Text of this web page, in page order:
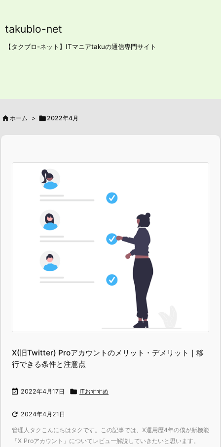
takublo-net
【タクブロ-ネット】ITマニアtakuの通信専門サイト
ホーム > 2022年4月
X(旧Twitter) Proアカウントのメリット・デメリット｜移
行できる条件と注意点
 2022年4月17日  ITおすすめ
 2024年4月21日
管理人タクこんにちはタクです。この記事では、X運用歴4年の僕が新機能
「X Proアカウント」についてレビュー解説していきたいと思います。